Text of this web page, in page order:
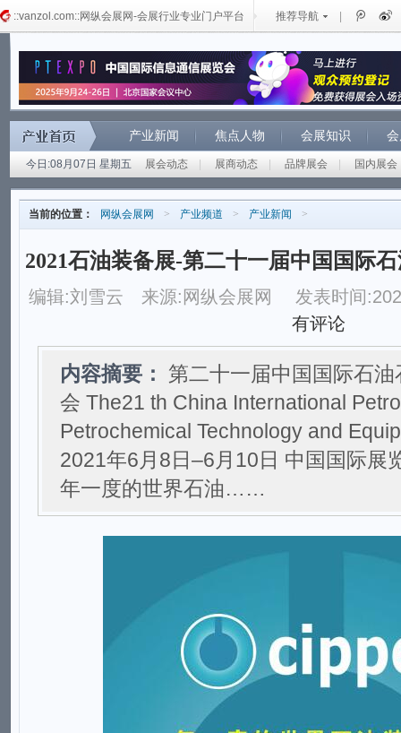
::vanzol.com::网纵会展网-会展行业专业门户平台 推荐导航
产业新闻 焦点人物 会展知识
今日:08月07日 星期五 展会动态 展商动态 品牌展会 国内展会
当前的位置： 网纵会展网 > 产业频道 > 产业新闻 >
2021石油装备展-第二十一届中国国际
编辑:刘雪云 来源:网纵会展网
发表时间
有评论
内容摘要：
第二十一届中国国际石
会 The21 th China International
Petrochemical Technology and
2021年6月8日–6月10日 中国国际展
年一度的世界石油……